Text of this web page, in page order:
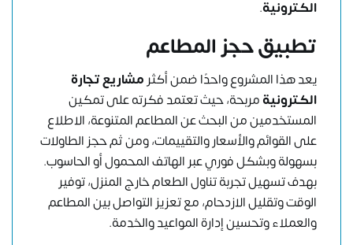
الكترونية.
تطبيق حجز المطاعم
يعد هذا المشروع واحدًا ضمن أكثر مشاريع تجارة
الكترونيةمربحة، حيث تعتمد فكرته على تمكين
المستخدمين من البحث عن المطاعم المتنوعة، الاطلاع
على القوائم والأسعار والتقييمات، ومن ثم حجز الطاولات
بسهولة وبشكل فوري عبر الهاتف المحمول أو الحاسوب.
بهدف تسهيل تجربة تناول الطعام خارج المنزل، توفير
الوقت وتقليل الازدحام، مع تعزيز التواصل بين المطاعم
والعملاء وتحسين إدارة المواعيد والخدمة.